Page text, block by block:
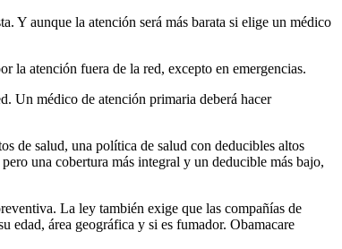
Y aunque la atención será más barata si elige un médico
la atención fuera de la red, excepto en emergencias.
Un médico de atención primaria deberá hacer
de salud, una política de salud con deducibles altos
una cobertura más integral y un deducible más bajo,
La ley también exige que las compañías de
edad, área geográfica y si es fumador. Obamacare